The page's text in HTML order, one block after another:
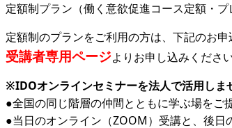
定額制プラン（働く意欲促進コース定額・
定額制のプランをご利用の方は、下記のお申
受講者専用ページよりお申し込みください
※IDOオンラインセミナーを法人で活用しま
●全国の同じ階層の仲間とともに学ぶ場をご
●当日のオンライン（ZOOM）受講と、後日